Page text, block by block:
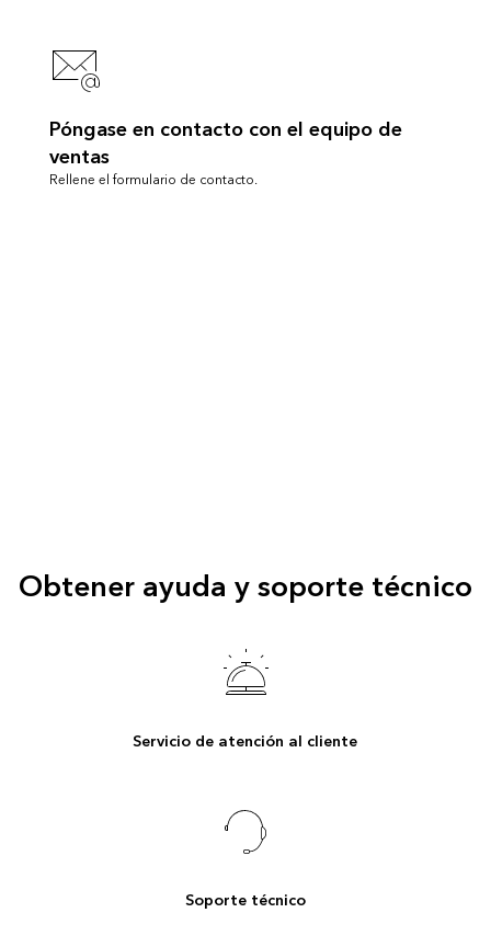
Póngase en contacto con el equipo de
ventas
Rellene el formulario de contacto.
Obtener ayuda y soporte técnico
Servicio de atención al cliente
Soporte técnico